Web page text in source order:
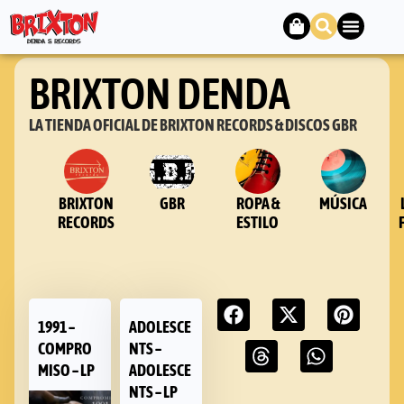
BRIXTON DENDA
LA TIENDA OFICIAL DE BRIXTON RECORDS & DISCOS GBR
BRIXTON
RECORDS
GBR
ROPA &
ESTILO
MÚSICA
1991 –
COMPRO
MISO – LP
ADOLESCE
NTS –
ADOLESCE
NTS – LP